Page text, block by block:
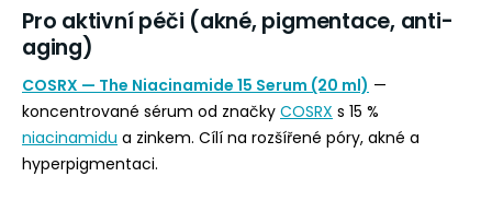
Pro aktivní péči (akné, pigmentace, anti-
aging)
COSRX — The Niacinamide 15 Serum (20 ml) —
koncentrované sérum od značky COSRX s 15 %
niacinamidu a zinkem. Cílí na rozšířené póry, akné a
hyperpigmentaci.